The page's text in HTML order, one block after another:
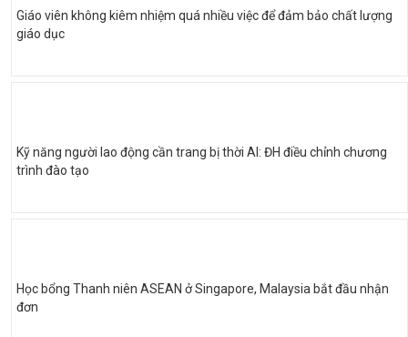
Giáo viên không kiêm nhiệm quá nhiều việc để đảm bảo chất lượng
giáo dục
Kỹ năng người lao động cần trang bị thời AI: ĐH điều chỉnh chương
trình đào tạo
Học bổng Thanh niên ASEAN ở Singapore, Malaysia bắt đầu nhận
đơn